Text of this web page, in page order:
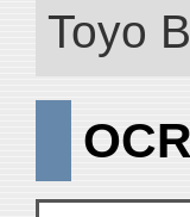
Toyo